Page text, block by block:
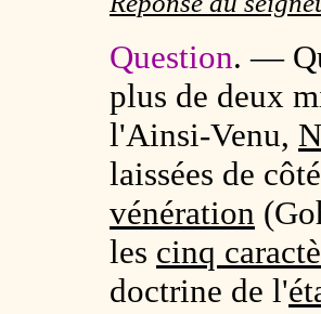
Question. —
plus de deux
l'Ainsi-Venu,
laissées de
vénération (
les cinq
doctrine de l'